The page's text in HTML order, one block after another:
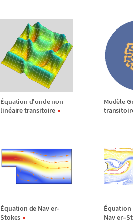
Équation d'onde non
linéaire transitoire
Modèle
Équation de Navier-
Stokes
Équation
Navier–